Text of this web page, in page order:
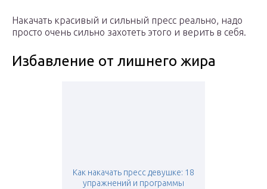
Накачать красивый и сильный пресс реально, надо
просто очень сильно захотеть этого и верить в себя.
Избавление от лишнего жира
Как накачать пресс девушке: 18
упражнений и программы